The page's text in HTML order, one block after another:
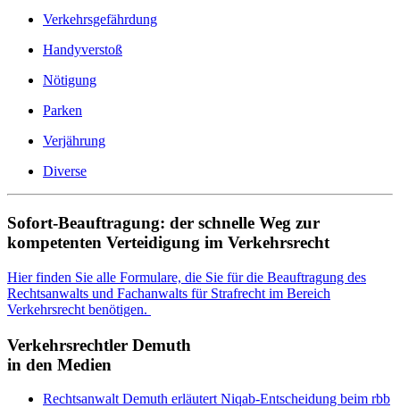
Verkehrsgefährdung
Handyverstoß
Nötigung
Parken
Verjährung
Diverse
Sofort-Beauftragung: der schnelle Weg zur
kompetenten Verteidigung im Verkehrsrecht
Hier finden Sie alle Formulare, die Sie für die Beauftragung des
Rechtsanwalts und Fachanwalts für Strafrecht im Bereich
Verkehrsrecht benötigen.
Verkehrsrechtler Demuth
in den Medien
Rechtsanwalt Demuth erläutert Niqab-Entscheidung beim rbb